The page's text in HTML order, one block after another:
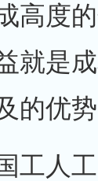
高度
就是
的优
人工